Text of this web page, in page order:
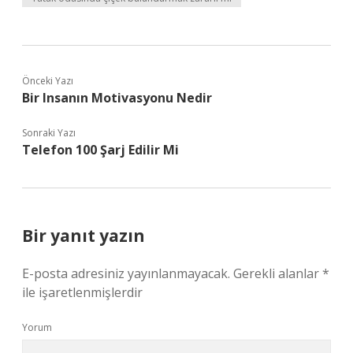
Önceki Yazı
Bir Insanın Motivasyonu Nedir
Sonraki Yazı
Telefon 100 Şarj Edilir Mi
Bir yanıt yazın
E-posta adresiniz yayınlanmayacak. Gerekli alanlar*
ile işaretlenmişlerdir
Yorum